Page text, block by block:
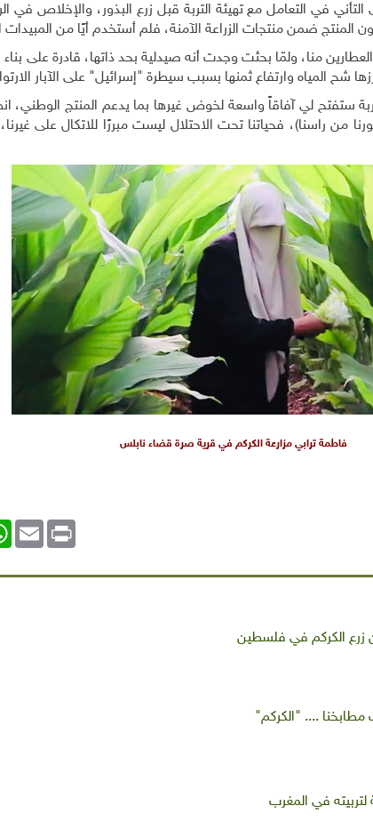
التأني في التعامل مع تهيئة التربة قبل زرع البذور، والإخلاص
ضمن منتجات الزراعة الآمنة، فلم أستخدم أيًا من المبيدات
منا، ولمّا بحثت وجدت أنه صيدلية بحد ذاتها، قادرة على
شح المياه وارتفاع ثمنها بسبب سيطرة "إسرائيل" على الآبار
ستفتح لي آفاقاً واسعة لخوض غيرها بما يدعم المنتج الوطني،
من راسنا)، فحياتنا تحت الاحتلال ليست مبررًا للاتكال على
فاطمة ترابي مزارعة الكركم في قرية صرة قضاء نابلس
Email Print
زرع الكركم في فلسطين
.... "الكركم"
في المغرب